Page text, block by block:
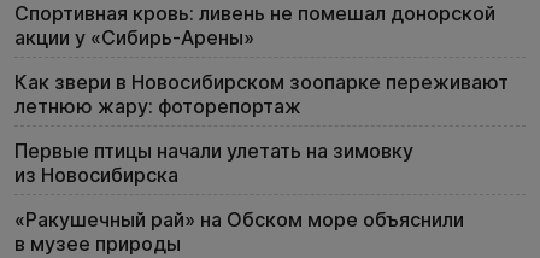
Спортивная кровь: ливень не помешал донорской
акции у «Сибирь-Арены»
Как звери в Новосибирском зоопарке переживают
летнюю жару: фоторепортаж
Первые птицы начали улетать на зимовку
из Новосибирска
«Ракушечный рай» на Обском море объяснили
в музее природы